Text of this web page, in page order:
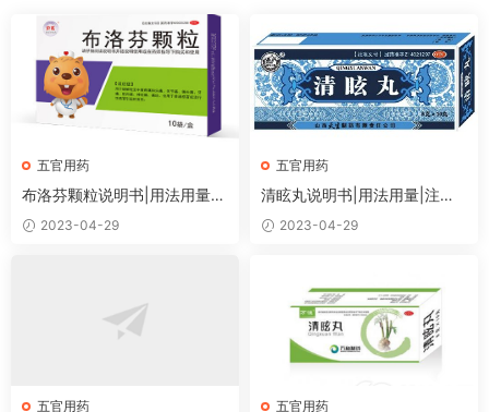
五官用药
布洛芬颗粒说明书|用法用量|
注意事项
2023-04-29
五官用药
清眩丸说明书|用法用量|注意
事项2023-04-29
五官用药 五官用药